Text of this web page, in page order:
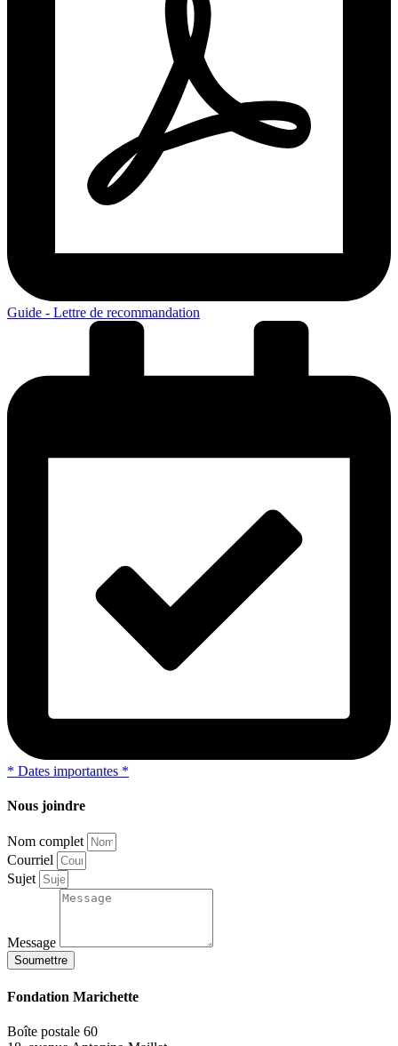
Guide - Lettre de recommandation
* Dates importantes *
Nous joindre
Nom complet
Courriel
Sujet
Message
Soumettre
Fondation Marichette
Boîte postale 60